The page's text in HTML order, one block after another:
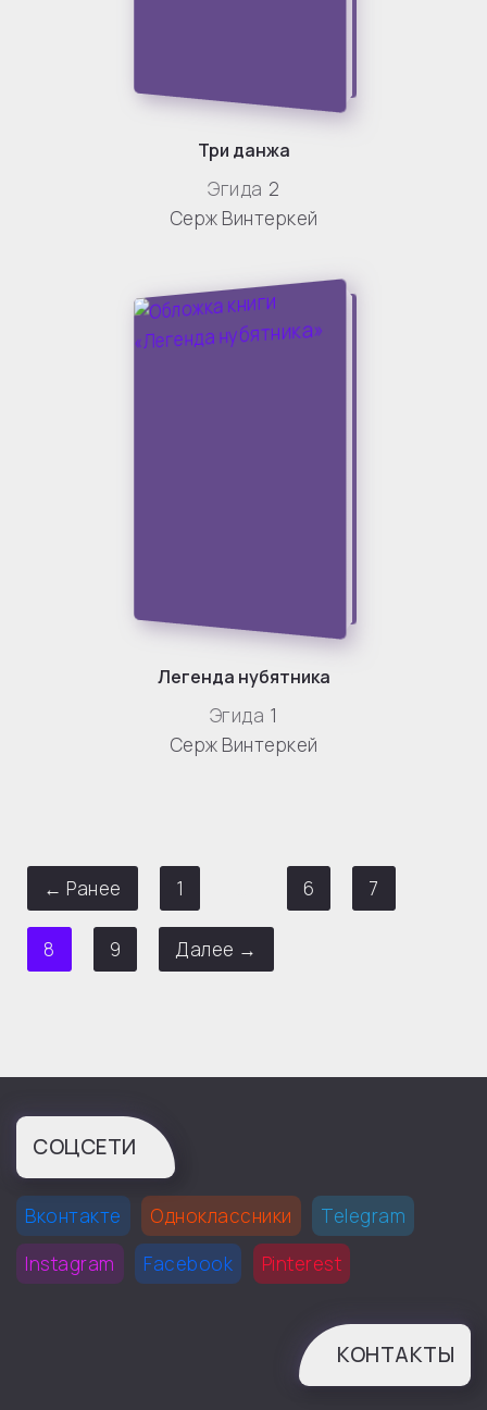
Три данжа
Эгида 2
Серж Винтеркей
Легенда нубятника
Эгида 1
Серж Винтеркей
← Ранее 1 6 7
8 9 Далее →
СОЦСЕТИ
Вконтакте Одноклассники
Telegram
Instagram
Facebook Pinterest
КОНТАКТЫ